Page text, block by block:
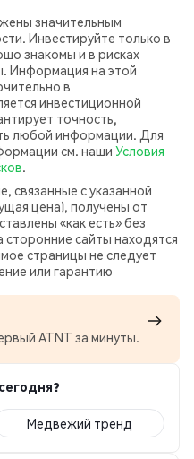
значительным
Инвестируйте только в
знакомы и в рисках
Информация на этой
в
инвестиционной
точность,
любой информации. Для
см. наши Условия
.
связанные с указанной
цена), получены от
«как есть» без
сторонние сайты находятся
страницы не следует
или гарантию
ATNT за минуты.
Медвежий тренд